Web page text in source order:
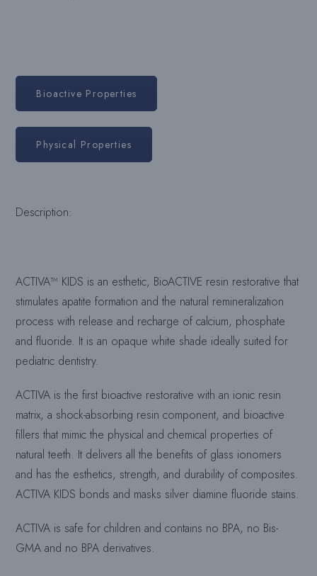
Bioactive Properties
Physical Properties
Description:
ACTIVA™ KIDS is an esthetic, BioACTIVE resin restorative that
stimulates apatite formation and the natural remineralization
process with release and recharge of calcium, phosphate
and fluoride. It is an opaque white shade ideally suited for
pediatric dentistry.
ACTIVA is the first bioactive restorative with an ionic resin
matrix, a shock-absorbing resin component, and bioactive
fillers that mimic the physical and chemical properties of
natural teeth. It delivers all the benefits of glass ionomers
and has the esthetics, strength, and durability of composites.
ACTIVA KIDS bonds and masks silver diamine fluoride stains.
ACTIVA is safe for children and contains no BPA, no Bis-
GMA and no BPA derivatives.